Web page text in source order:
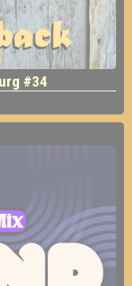
#34